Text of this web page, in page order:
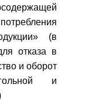
(в
отказа в
и оборот
и